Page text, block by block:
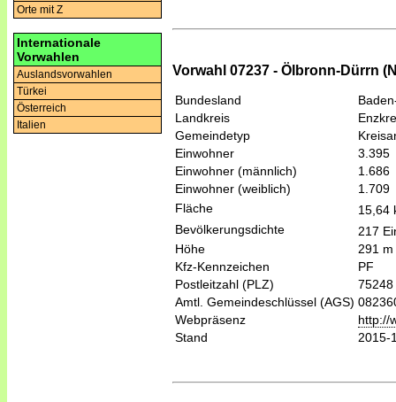
Orte mit Z
Internationale
Vorwahlen
Auslandsvorwahlen
Türkei
Österreich
Italien
Vorwahl 07237 - Ölbronn-Dürrn
Bundesland
Landkreis
Gemeindetyp
Einwohner
3.395
Einwohner (männlich)
1.686
Einwohner (weiblich)
1.709
Fläche
15,64
Bevölkerungsdichte
217
Höhe
291
Kfz-Kennzeichen
PF
Postleitzahl (PLZ)
75248
Amtl. Gemeindeschlüssel (AGS)
Webpräsenz
http://
Stand
2015-